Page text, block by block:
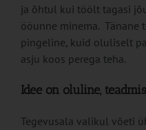
ja õhtul kui töölt tagasi
ööunne minema. Tänane
pingeline, kuid oluliselt
asju koos perega teha.
Idee on oluline,
Tegevusala valikul võeti